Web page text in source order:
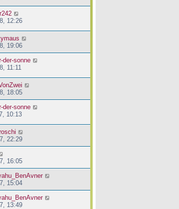
12:26
19:06
der-sonne
11:11
18:05
der-sonne
10:13
22:29
16:05
15:04
13:49